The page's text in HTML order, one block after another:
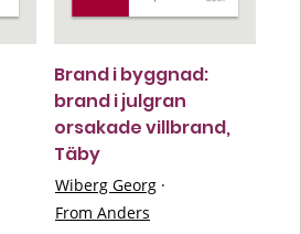
Brand i byggnad:
brand i julgran
orsakade villbrand,
Täby
Wiberg Georg ·
From Anders